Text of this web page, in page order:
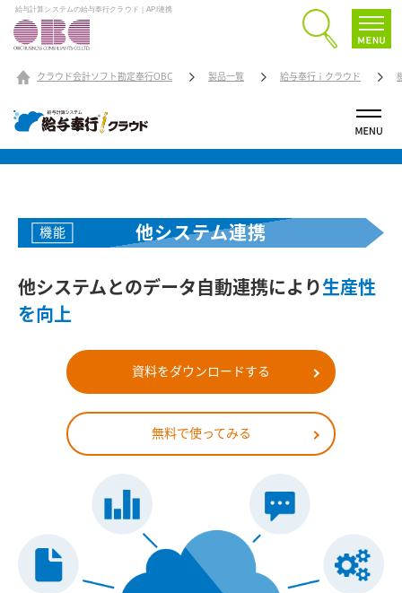
給与計算システムの給与奉行クラウド｜API連携
クラウド会計ソフト勘定奉行OBC 製品一覧 給与奉行ｉクラウド
機能 他システム連携
他システムとのデータ自動連携により生産性
を向上
資料をダウンロードする
無料で使ってみる